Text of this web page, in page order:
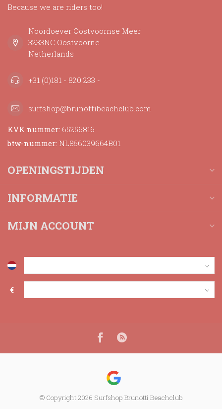
Because we are riders too!
Noordoever Oostvoornse Meer
3233NC Oostvoorne
Netherlands
+31 (0)181 - 820 233 -
surfshop@brunottibeachclub.com
KVK nummer: 65256816
btw-nummer: NL856039664B01
OPENINGSTIJDEN
INFORMATIE
MIJN ACCOUNT
€
© Copyright 2026 Surfshop Brunotti Beachclub